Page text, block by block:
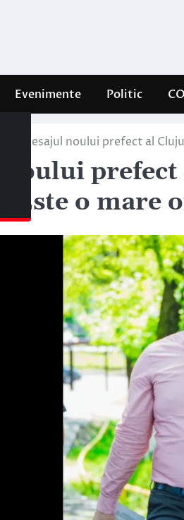
Evenimente Politic
Mesajul noului prefect al
noului
o mare